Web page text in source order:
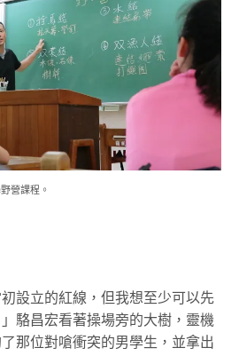
營課程。
初設立的紅線，但我想至少可以先
駱昌宏看著操場旁的大樹，靈機
那位對嗆衝突的男學生 ，並拿出